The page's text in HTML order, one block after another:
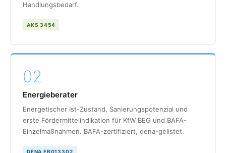
Handlungsbedarf.
AKS 3454
02
Energieberater
Energetischer Ist-Zustand, Sanierungspotenzial und
erste Fördermittelindikation für KfW BEG und BAFA-
Einzelmaßnahmen. BAFA-zertifiziert, dena-gelistet.
DENA EB013302